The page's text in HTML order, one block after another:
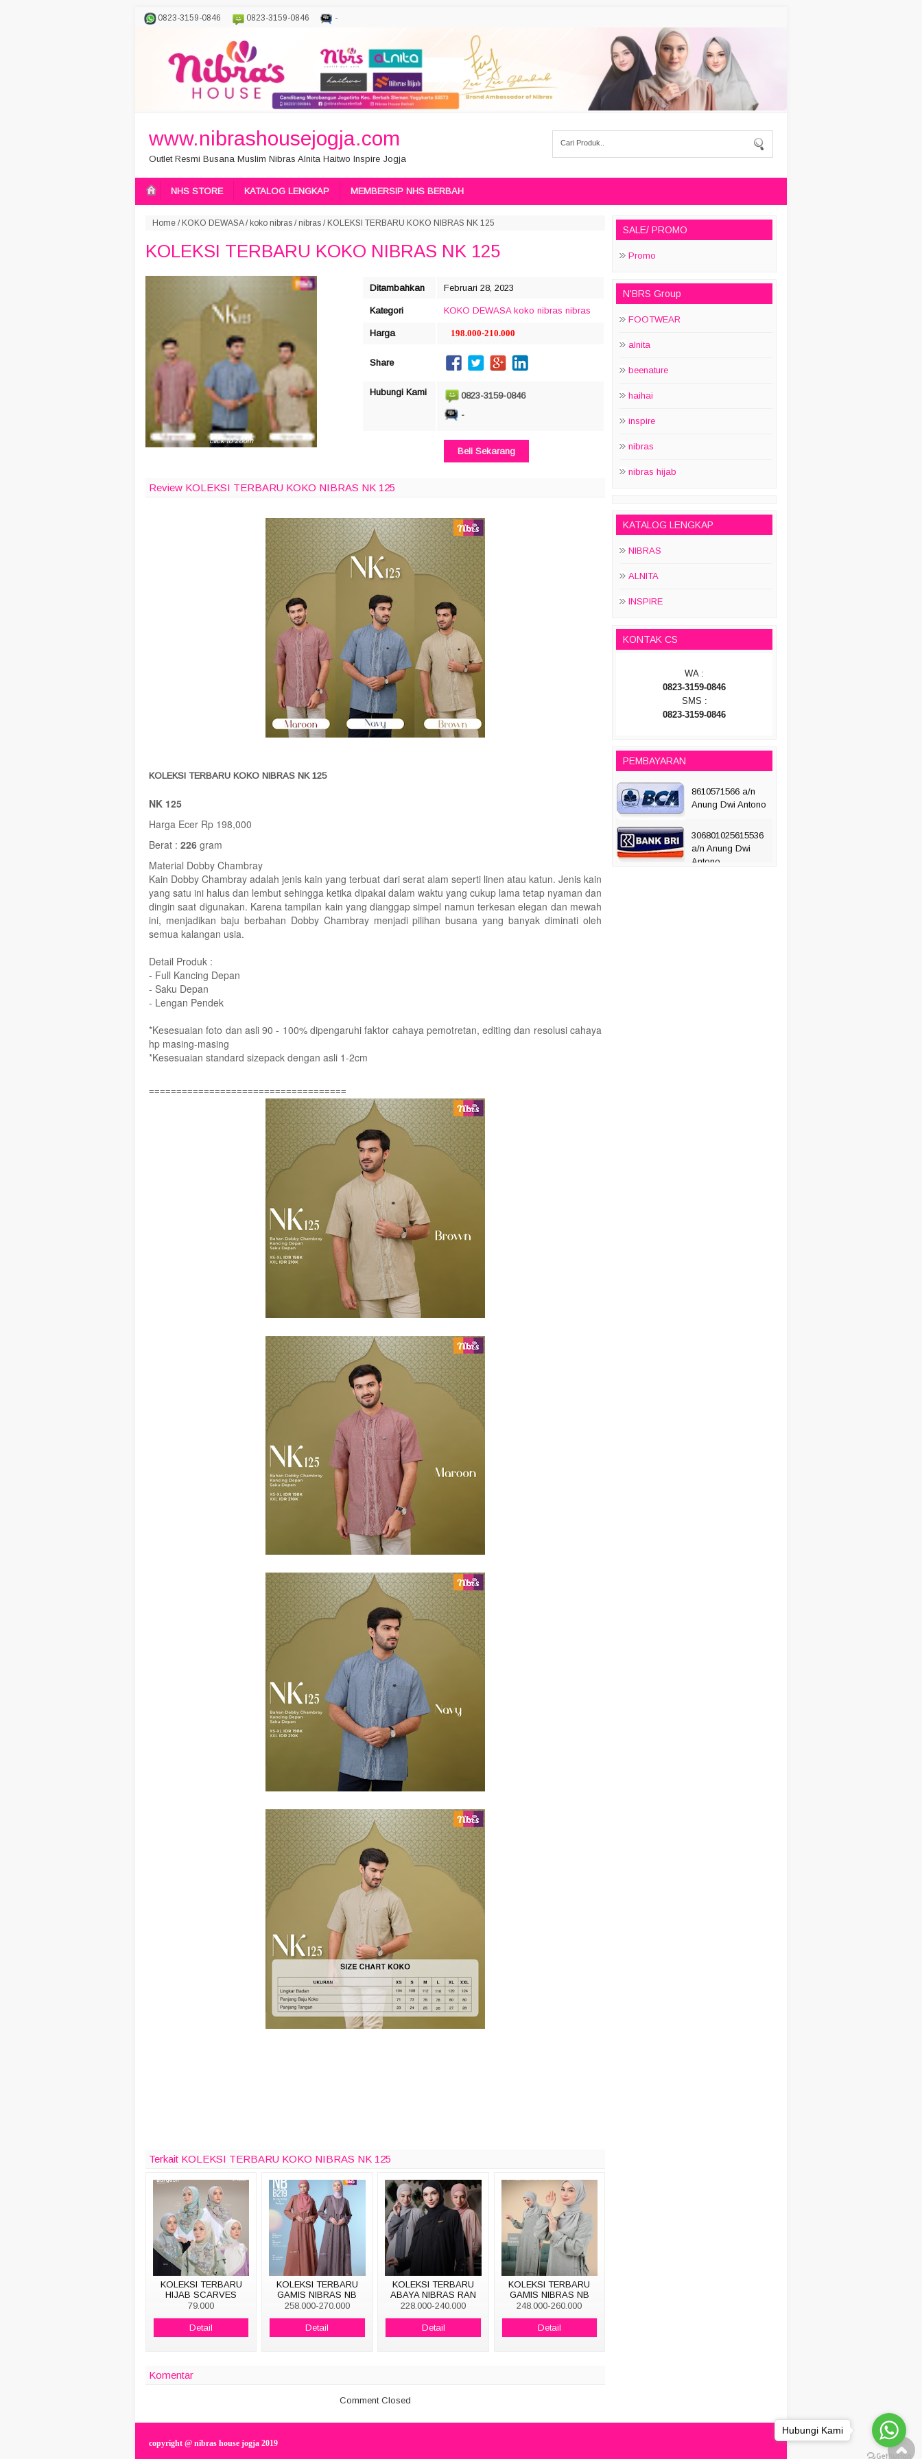
0823-3159-0846 0823-3159-0846 -
www.nibrashousejogja.com
Outlet Resmi Busana Muslim Nibras Alnita Haitwo Inspire Jogja
NHS STORE KATALOG LENGKAP MEMBERSIP NHS BERBAH
Home / KOKO DEWASA / koko nibras /nibras / KOLEKSI TERBARU KOKO NIBRAS NK 125
KOLEKSI TERBARU KOKO NIBRAS NK 125
click to zoom
Ditambahkan Februari 28, 2023
Kategori KOKO DEWASA koko nibras nibras
Harga 198.000-210.000
Share
Hubungi Kami
0823-3159-0846
-
Beli Sekarang
Review KOLEKSI TERBARU KOKO NIBRAS NK 125
KOLEKSI TERBARU KOKO NIBRAS NK 125
NK 125
Harga Ecer Rp 198,000
Berat : 226 gram
Material Dobby Chambray
Kain Dobby Chambray adalah jenis kain yang terbuat dari serat alam seperti linen atau katun. Jenis kain
yang satu ini halus dan lembut sehingga ketika dipakai dalam waktu yang cukup lama tetap nyaman dan
dingin saat digunakan. Karena tampilan kain yang dianggap simpel namun terkesan elegan dan mewah
ini, menjadikan baju berbahan Dobby Chambray menjadi pilihan busana yang banyak diminati oleh
semua kalangan usia.
Detail Produk :
- Full Kancing Depan
- Saku Depan
- Lengan Pendek
*Kesesuaian foto dan asli 90 - 100% dipengaruhi faktor cahaya pemotretan, editing dan resolusi cahaya
hp masing-masing
*Kesesuaian standard sizepack dengan asli 1-2cm
====================================
Terkait KOLEKSI TERBARU KOKO NIBRAS NK 125
KOLEKSI TERBARU
HIJAB SCARVES
BURGEON
79.000
Detail
KOLEKSI TERBARU
GAMIS NIBRAS NB
B219
258.000-270.000
Detail
KOLEKSI TERBARU
ABAYA NIBRAS RAN
001
228.000-240.000
Detail
KOLEKSI TERBARU
GAMIS NIBRAS NB
B153
248.000-260.000
Detail
Komentar
Comment Closed
SALE/ PROMO
Promo
N'BRS Group
FOOTWEAR
alnita
beenature
haihai
inspire
nibras
nibras hijab
KATALOG LENGKAP
NIBRAS
ALNITA
INSPIRE
KONTAK CS
WA :
0823-3159-0846
SMS :
0823-3159-0846
PEMBAYARAN
8610571566 a/n
Anung Dwi Antono
306801025615536
a/n Anung Dwi
Antono
copyright @ nibras house jogja 2019
Hubungi Kami